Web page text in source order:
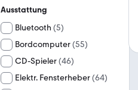
Ausstattung
Bluetooth (5)
Bordcomputer(55)
CD-Spieler(46)
Elektr. Fensterheber(64)